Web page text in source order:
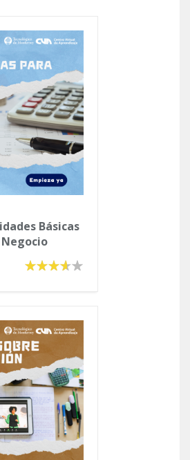
Básicas